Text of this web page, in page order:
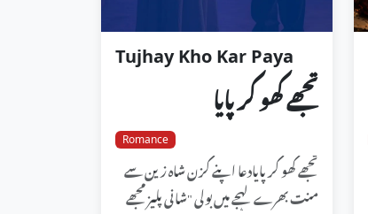
Tujhay Kho Kar Paya
تجھے کھو کر پایا
Romance
تجھے کھو کر پایادعا اپنے کزن شاہ زین سے
منت بھرے لہجے میں بولی "شانی پلیز مجھے